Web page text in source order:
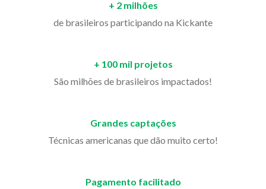
+ 2 milhões
de brasileiros participando na Kickante
+ 100 mil projetos
São milhões de brasileiros impactados!
Grandes captações
Técnicas americanas que dão muito certo!
Pagamento facilitado